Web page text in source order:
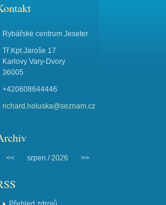
Rybářské centrum Jeseter
Tř.Kpt.Jaroše 17
Karlovy Vary-Dvory
36005
+420608644446
richard.holuska@seznam.cz
<< srpen /2026 >>